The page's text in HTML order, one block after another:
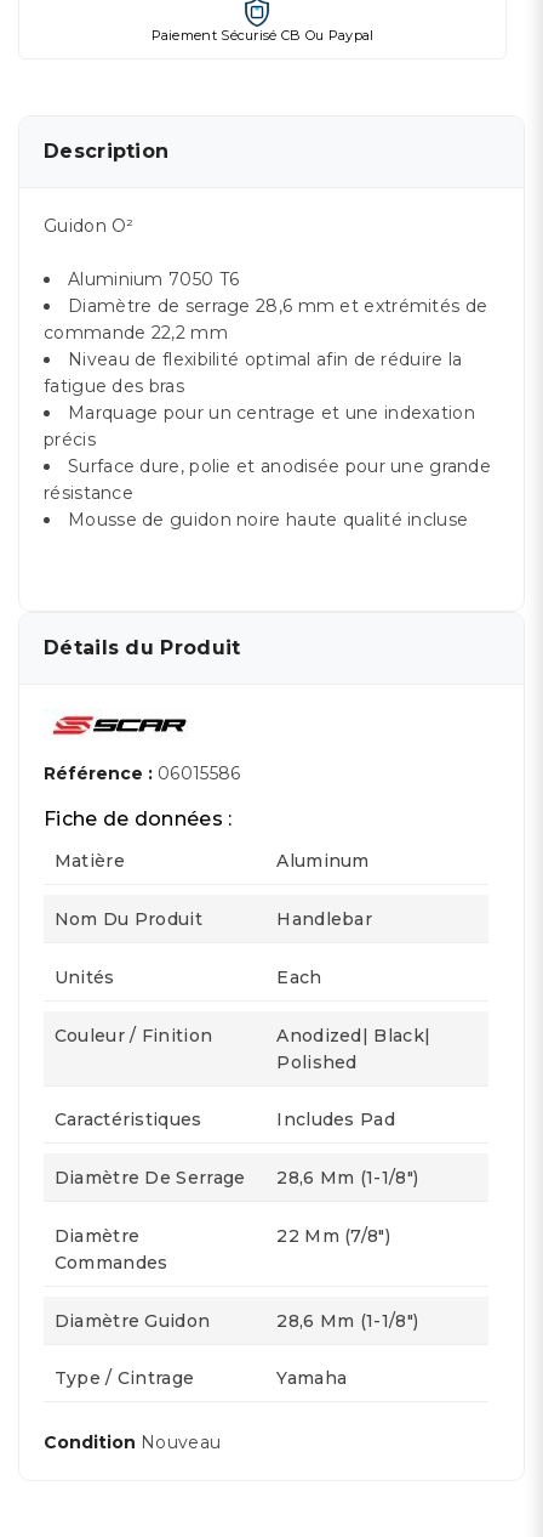
Paiement Sécurisé CB Ou Paypal
Description
Guidon O²
Aluminium 7050 T6
Diamètre de serrage 28,6 mm et extrémités de
commande 22,2 mm
Niveau de flexibilité optimal afin de réduire la
fatigue des bras
Marquage pour un centrage et une indexation
précis
Surface dure, polie et anodisée pour une grande
résistance
Mousse de guidon noire haute qualité incluse
Détails du Produit
Référence : 06015586
Fiche de données :
Matière Aluminum
Nom Du Produit Handlebar
Unités Each
Couleur / Finition
Anodized| Black|
Polished
Caractéristiques Includes Pad
Diamètre De Serrage 28,6 Mm (1-1/8")
Diamètre
Commandes
22 Mm (7/8")
Diamètre Guidon 28,6 Mm (1-1/8")
Type / Cintrage Yamaha
Condition Nouveau